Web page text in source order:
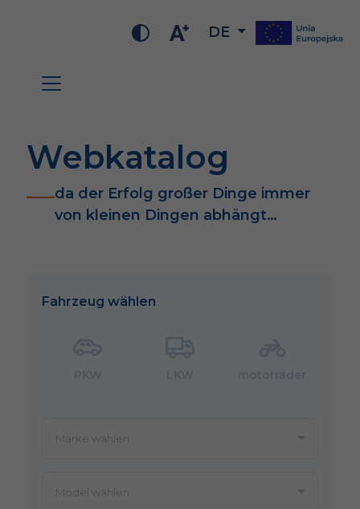
DE
Webkatalog
da der Erfolg großer Dinge immer
von kleinen Dingen abhängt…
Fahrzeug wählen